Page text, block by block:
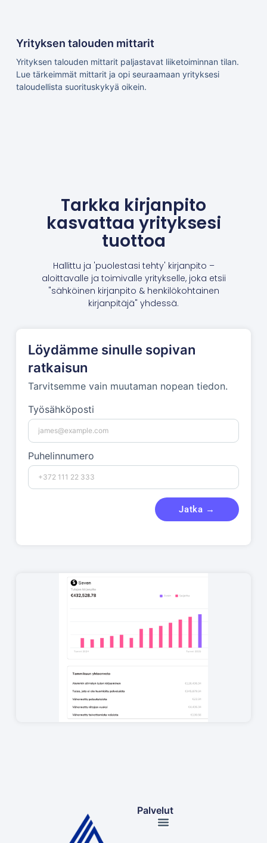
Yrityksen talouden mittarit
Yrityksen talouden mittarit paljastavat liiketoiminnan tilan.
Lue tärkeimmät mittarit ja opi seuraamaan yrityksesi
taloudellista suorituskykyä oikein.
Tarkka kirjanpito
kasvattaa yrityksesi
tuottoa
Hallittu ja 'puolestasi tehty' kirjanpito –
aloittavalle ja toimivalle yritykselle, joka etsii
"sähköinen kirjanpito & henkilökohtainen
kirjanpitäjä" yhdessä.
Löydämme sinulle sopivan
ratkaisun
Tarvitsemme vain muutaman nopean tiedon.
Työsähköposti
Puhelinnumero
Jatka →
Palvelut